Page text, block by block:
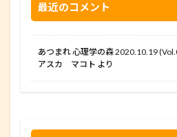
最近のコメント
あつまれ 心理学の森 2020.10.19
アスカ マコト より